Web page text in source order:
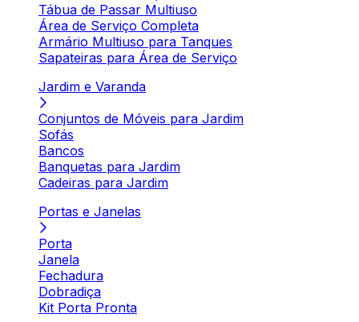
Tábua de Passar Multiuso
Área de Serviço Completa
Armário Multiuso para Tanques
Sapateiras para Área de Serviço
Jardim e Varanda
Conjuntos de Móveis para Jardim
Sofás
Bancos
Banquetas para Jardim
Cadeiras para Jardim
Portas e Janelas
Porta
Janela
Fechadura
Dobradiça
Kit Porta Pronta